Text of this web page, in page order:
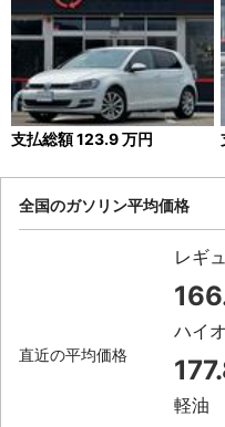
支払総額123.9万円
全国のガソリン平均価格
直近の平均価格
レギ
ハイ
軽油